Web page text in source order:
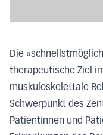
Die
therapeutische Ziel
muskuloskelettale
Schwerpunkt des
Patientinnen und